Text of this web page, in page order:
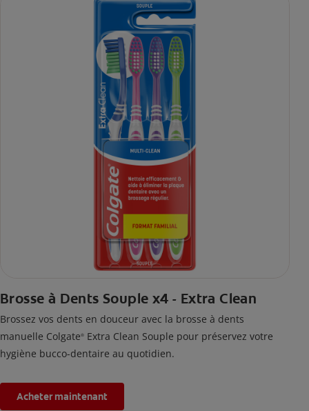
Brosse à Dents Souple x4 - Extra Clean
Brossez vos dents en douceur avec la brosse à dents
manuelle Colgate® Extra Clean Souple pour préservez votre
hygiène bucco-dentaire au quotidien.
Acheter maintenant